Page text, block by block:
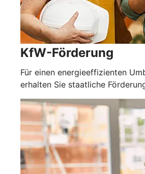
KfW-Förderung
Für einen energieeffizienten
erhalten Sie staatliche